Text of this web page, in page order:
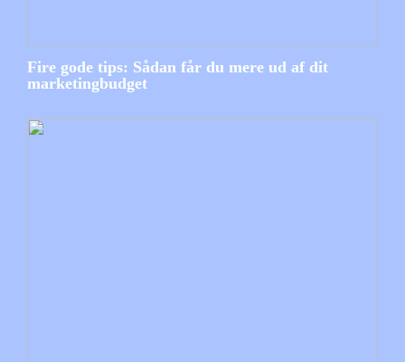
Fire gode tips: Sådan får du mere ud af dit
marketingbudget